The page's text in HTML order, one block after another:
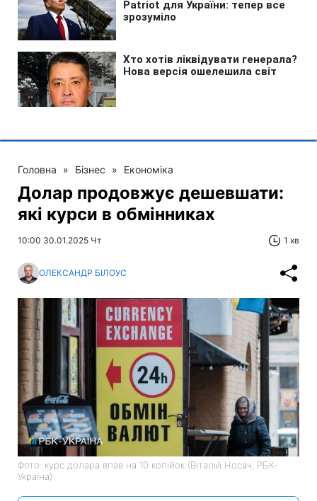
Головна » Бізнес » Економіка
Долар продовжує дешевшати:
які курси в обмінниках
10:00 30.01.2025 Чт 1 хв
ОЛЕКСАНДР БІЛОУС
Фото: курс долара впав на 10 копійок (Віталій Носач, РБК-
Україна)